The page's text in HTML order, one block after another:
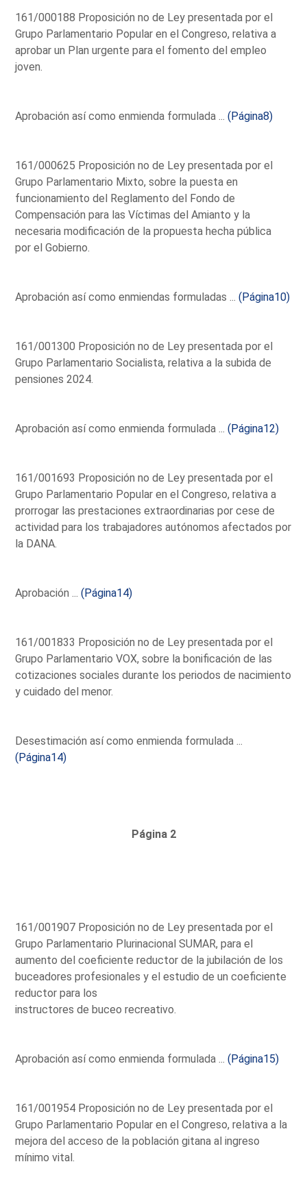
161/000188 Proposición no de Ley presentada por el
Grupo Parlamentario Popular en el Congreso, relativa a
aprobar un Plan urgente para el fomento del empleo
joven.
Aprobación así como enmienda formulada ...(Página8)
161/000625 Proposición no de Ley presentada por el
Grupo Parlamentario Mixto, sobre la puesta en
funcionamiento del Reglamento del Fondo de
Compensación para las Víctimas del Amianto y la
necesaria modificación de la propuesta hecha pública
por el Gobierno.
Aprobación así como enmiendas formuladas ...(Página10)
161/001300 Proposición no de Ley presentada por el
Grupo Parlamentario Socialista, relativa a la subida de
pensiones 2024.
Aprobación así como enmienda formulada ...(Página12)
161/001693 Proposición no de Ley presentada por el
Grupo Parlamentario Popular en el Congreso, relativa a
prorrogar las prestaciones extraordinarias por cese de
actividad para los trabajadores autónomos afectados por
la DANA.
Aprobación ...(Página14)
161/001833 Proposición no de Ley presentada por el
Grupo Parlamentario VOX, sobre la bonificación de las
cotizaciones sociales durante los periodos de nacimiento
y cuidado del menor.
Desestimación así como enmienda formulada ...
(Página14)
Página 2
161/001907 Proposición no de Ley presentada por el
Grupo Parlamentario Plurinacional SUMAR, para el
aumento del coeficiente reductor de la jubilación de los
buceadores profesionales y el estudio de un coeficiente
reductor para los
instructores de buceo recreativo.
Aprobación así como enmienda formulada ...(Página15)
161/001954 Proposición no de Ley presentada por el
Grupo Parlamentario Popular en el Congreso, relativa a la
mejora del acceso de la población gitana al ingreso
mínimo vital.